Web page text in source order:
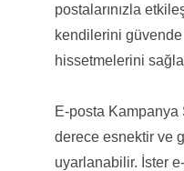
postalarınızla
kendilerini
hissetmelerini
E-posta
derece esnektir ve
uyarlanabilir. İster